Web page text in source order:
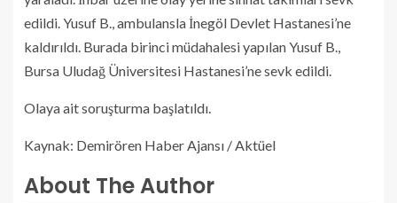
edildi. Yusuf B., ambulansla İnegöl Devlet Hastanesi’ne
kaldırıldı. Burada birinci müdahalesi yapılan Yusuf B.,
Bursa Uludağ Üniversitesi Hastanesi’ne sevk edildi.
Olaya ait soruşturma başlatıldı.
Kaynak: Demirören Haber Ajansı / Aktüel
About The Author